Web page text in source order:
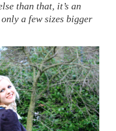
than that, it’s an
a few sizes bigger